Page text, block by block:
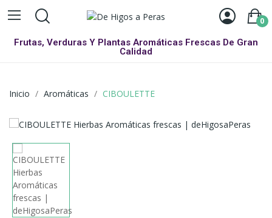
0
Frutas, Verduras Y Plantas Aromáticas Frescas De Gran
Calidad
Inicio Aromáticas CIBOULETTE